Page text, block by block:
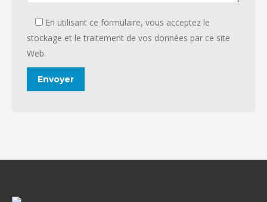
En utilisant ce formulaire, vous acceptez le
stockage et le traitement de vos données par ce site
Web.